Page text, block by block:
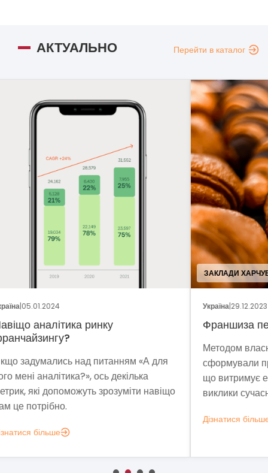
АКТУАЛЬНО Перейти в каталог
ЗАКЛАДИ ХАРЧУВАННЯ
Україна
Франшиза пекарні «Сито»
Методом власних проб та пошуків ми
сформували прибуткову бізнес-модель,
що витримує економічну нестабільність і
виклики сучасності.
а